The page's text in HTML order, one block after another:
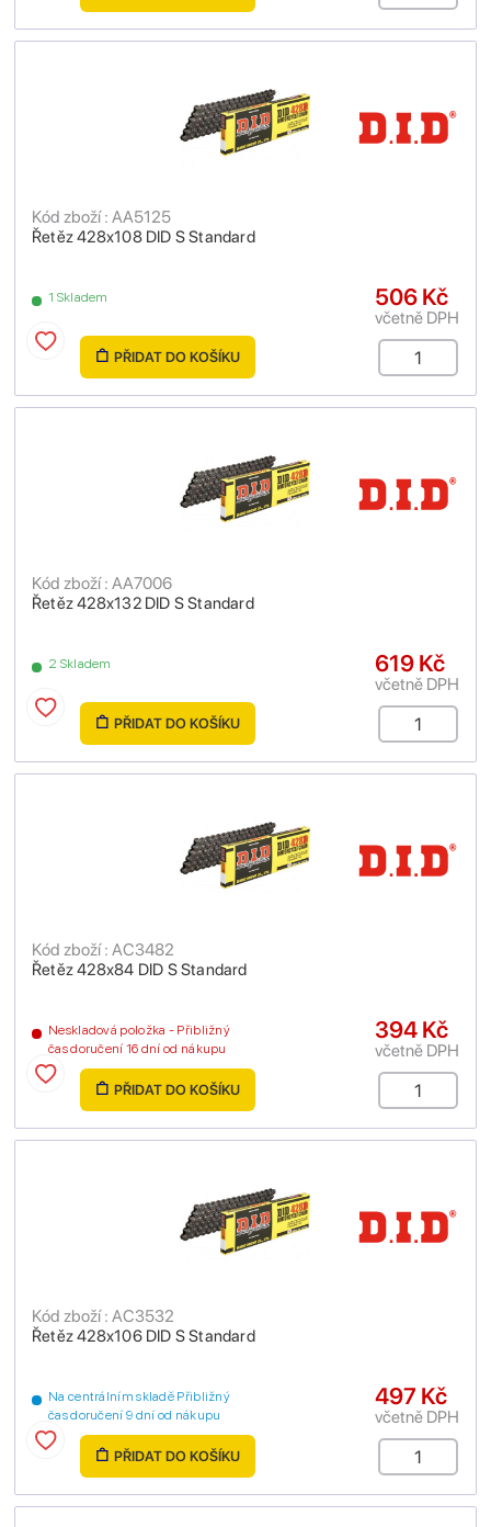
Řetěz 428x108 DID S Standard
Kód zboží : AA5125
1 Skladem 506 Kč
včetně DPH
PŘIDAT DO KOŠÍKU
Řetěz 428x132 DID S Standard
Kód zboží : AA7006
2 Skladem 619 Kč
včetně DPH
PŘIDAT DO KOŠÍKU
Řetěz 428x84 DID S Standard
Kód zboží : AC3482
Neskladová položka - Přibližný
čas doručení 16 dní od nákupu
394 Kč
včetně DPH
PŘIDAT DO KOŠÍKU
Řetěz 428x106 DID S Standard
Kód zboží : AC3532
Na centrálním skladě Přibližný
čas doručení 9 dní od nákupu
497 Kč
včetně DPH
PŘIDAT DO KOŠÍKU